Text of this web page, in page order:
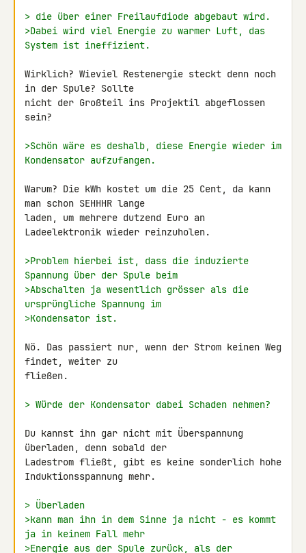
> die über einer Freilaufdiode abgebaut wird.
>Dabei wird viel Energie zu warmer Luft, das
System ist ineffizient.
Wirklich? Wieviel Restenergie steckt denn noch
in der Spule? Sollte
nicht der Großteil ins Projektil abgeflossen
sein?
>Schön wäre es deshalb, diese Energie wieder im
Kondensator aufzufangen.
Warum? Die kWh kostet um die 25 Cent, da kann
man schon SEHHHR lange
laden, um mehrere dutzend Euro an
Ladeelektronik wieder reinzuholen.
>Problem hierbei ist, dass die induzierte
Spannung über der Spule beim
>Abschalten ja wesentlich grösser als die
ursprüngliche Spannung im
>Kondensator ist.
Nö. Das passiert nur, wenn der Strom keinen Weg
findet, weiter zu
fließen.
> Würde der Kondensator dabei Schaden nehmen?
Du kannst ihn gar nicht mit Überspannung
überladen, denn sobald der
Ladestrom fließt, gibt es keine sonderlich hohe
Induktionsspannung mehr.
> Überladen
>kann man ihn in dem Sinne ja nicht - es kommt
ja in keinem Fall mehr
>Energie aus der Spule zurück, als der